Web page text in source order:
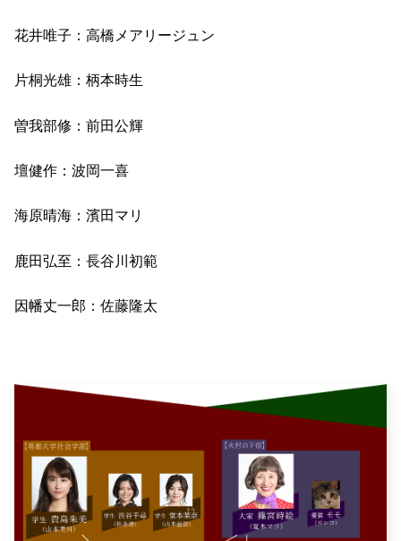
花井唯子：高橋メアリージュン
片桐光雄：柄本時生
曽我部修：前田公輝
壇健作：波岡一喜
海原晴海：濱田マリ
鹿田弘至：長谷川初範
因幡丈一郎：佐藤隆太